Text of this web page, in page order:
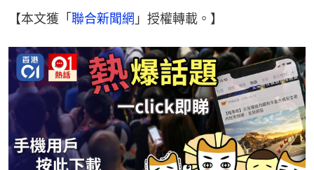
【本文獲「聯合新聞網 」授權轉載。】